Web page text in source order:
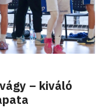
– kiváló